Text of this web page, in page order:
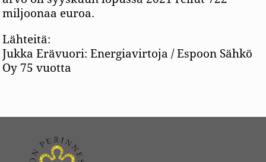
miljoonaa euroa.
Lähteitä:
Jukka Erävuori: Energiavirtoja / Espoon Sähkö
Oy 75 vuotta